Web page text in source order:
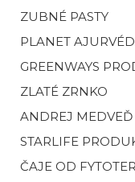
ZUBNÉ PASTY
PLANET
GREENWAYS
ZLATÉ ZRNKO
ANDREJ MEDVEĎ
STARLIFE
ČAJE OD